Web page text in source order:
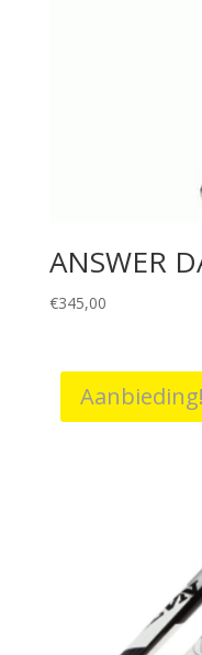
ANSWER
€345,00
Aanbieding!